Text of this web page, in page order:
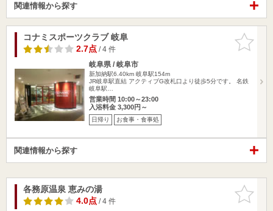
関連情報から探す
お気に入
りに追加
コナミスポーツクラブ 岐阜
2.7点/ 4 件
岐阜県 / 岐阜市
新加納駅6.40km 岐阜駅154m
JR岐阜駅直結 アクティブG改札口より徒歩5分です。 名鉄
岐阜駅…
営業時間 10:00～23:00
入浴料金 3,300円～
日帰り お食事・食事処
関連情報から探す
お気に入
りに追加
各務原温泉 恵みの湯
4.0点/ 4 件